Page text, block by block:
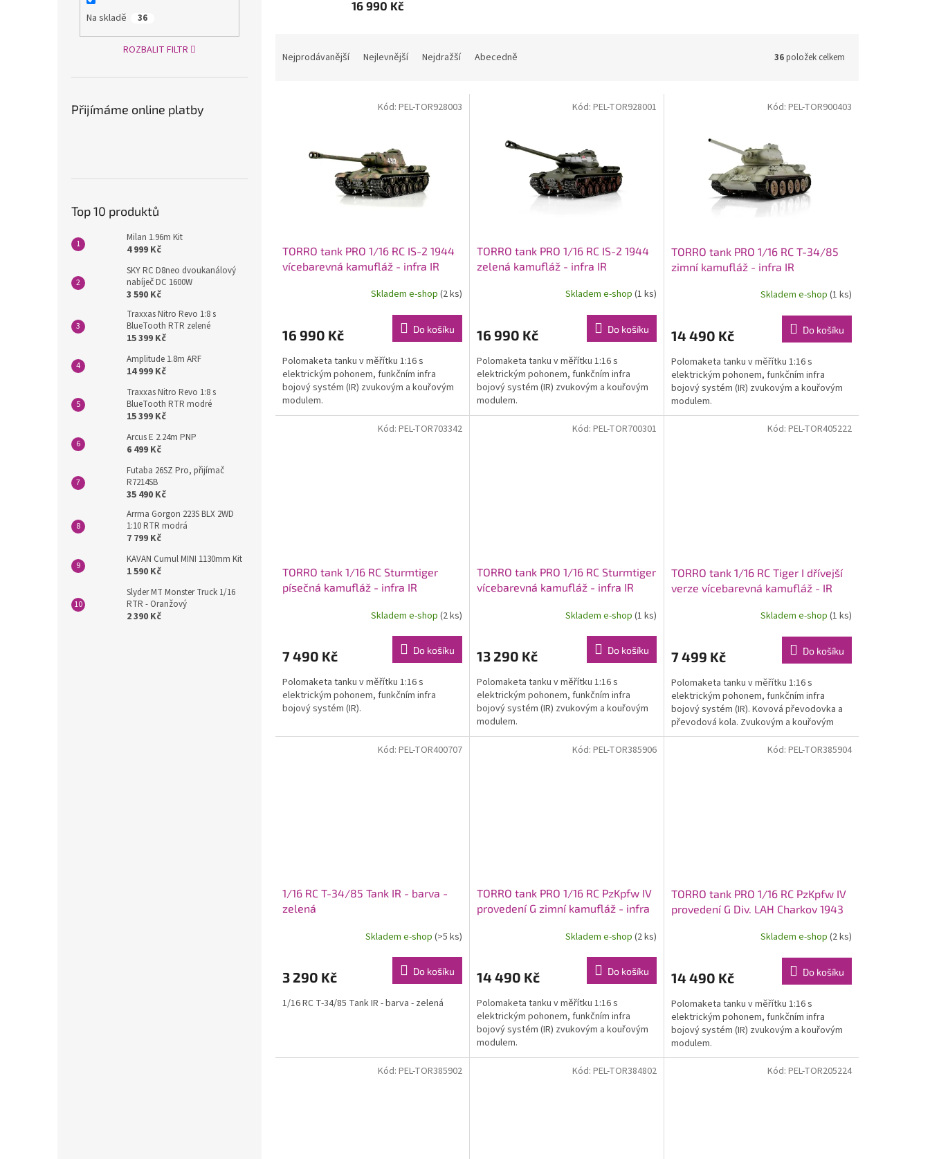
Na skladě 36
ROZBALIT FILTR
Přijímáme online platby
Top 10 produktů
Milan 1.96m Kit
4 999 Kč
SKY RC D8neo dvoukanálový
nabíječ DC 1600W
3 590 Kč
Traxxas Nitro Revo 1:8 s
BlueTooth RTR zelené
15 399 Kč
Amplitude 1.8m ARF
14 999 Kč
Traxxas Nitro Revo 1:8 s
BlueTooth RTR modré
15 399 Kč
Arcus E 2.24m PNP
6 499 Kč
Futaba 26SZ Pro, přijímač
R7214SB
35 490 Kč
Arrma Gorgon 223S BLX 2WD
1:10 RTR modrá
7 799 Kč
KAVAN Cumul MINI 1130mm Kit
1 590 Kč
Slyder MT Monster Truck 1/16
RTR - Oranžový
2 390 Kč
16 990 Kč
Nejprodávanější Nejlevnější Nejdražší Abecedně 36položek celkem
TORRO tank PRO 1/16 RC IS-2 1944
vícebarevná kamufláž - infra IR
Skladem e-shop (2 ks)
16 990 Kč Do košíku
Polomaketa tanku v měřítku 1:16 s
elektrickým pohonem, funkčním infra
bojový systém (IR) zvukovým a kouřovým
modulem.
Kód: PEL-TOR928003
TORRO tank PRO 1/16 RC IS-2 1944
zelená kamufláž - infra IR
Skladem e-shop (1 ks)
16 990 Kč Do košíku
Polomaketa tanku v měřítku 1:16 s
elektrickým pohonem, funkčním infra
bojový systém (IR) zvukovým a kouřovým
modulem.
Kód: PEL-TOR928001
TORRO tank PRO 1/16 RC T-34/85
zimní kamufláž - infra IR
Skladem e-shop (1 ks)
14 490 Kč Do košíku
Polomaketa tanku v měřítku 1:16 s
elektrickým pohonem, funkčním infra
bojový systém (IR) zvukovým a kouřovým
modulem.
Kód: PEL-TOR900403
TORRO tank 1/16 RC Sturmtiger
písečná kamufláž - infra IR
Skladem e-shop (2 ks)
7 490 Kč Do košíku
Polomaketa tanku v měřítku 1:16 s
elektrickým pohonem, funkčním infra
bojový systém (IR).
Kód: PEL-TOR703342
TORRO tank PRO 1/16 RC Sturmtiger
vícebarevná kamufláž - infra IR
Skladem e-shop (1 ks)
13 290 Kč Do košíku
Polomaketa tanku v měřítku 1:16 s
elektrickým pohonem, funkčním infra
bojový systém (IR) zvukovým a kouřovým
modulem.
Kód: PEL-TOR700301
TORRO tank 1/16 RC Tiger I dřívejší
verze vícebarevná kamufláž - IR
Skladem e-shop (1 ks)
7 499 Kč Do košíku
Polomaketa tanku v měřítku 1:16 s
elektrickým pohonem, funkčním infra
bojový systém (IR). Kovová převodovka a
převodová kola. Zvukovým a kouřovým
modulem.
Kód: PEL-TOR405222
1/16 RC T-34/85 Tank IR - barva -
zelená
Skladem e-shop (>5 ks)
3 290 Kč Do košíku
1/16 RC T-34/85 Tank IR - barva - zelená
Kód: PEL-TOR400707
TORRO tank PRO 1/16 RC PzKpfw IV
provedení G zimní kamufláž - infra
Skladem e-shop (2 ks)
14 490 Kč Do košíku
Polomaketa tanku v měřítku 1:16 s
elektrickým pohonem, funkčním infra
bojový systém (IR) zvukovým a kouřovým
modulem.
Kód: PEL-TOR385906
TORRO tank PRO 1/16 RC PzKpfw IV
provedení G Div. LAH Charkov 1943
Skladem e-shop (2 ks)
14 490 Kč Do košíku
Polomaketa tanku v měřítku 1:16 s
elektrickým pohonem, funkčním infra
bojový systém (IR) zvukovým a kouřovým
modulem.
Kód: PEL-TOR385904
Kód: PEL-TOR385902 Kód: PEL-TOR384802 Kód: PEL-TOR205224